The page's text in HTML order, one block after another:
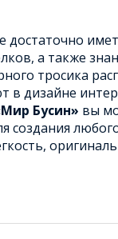
достаточно
а также
тросика
в дизайне
Бусин» вы
создания